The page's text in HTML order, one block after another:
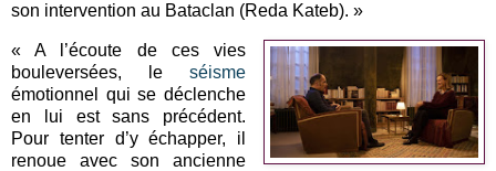
son intervention au Bataclan (Reda Kateb). »
« A l’écoute de ces vies
bouleversées, leséisme
émotionnel qui se déclenche
en lui est sans précédent.
Pour tenter d’y échapper, il
renoue avec son ancienne